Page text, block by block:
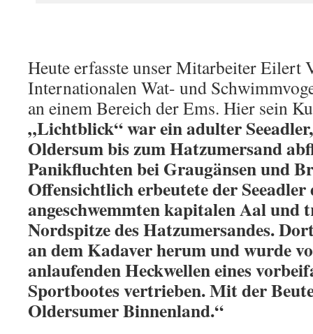
Heute erfasste unser Mitarbeiter Eilert
Internationalen Wat- und
an einem Bereich der Ems. Hier sein
„Lichtblick“ war ein adulter
Oldersum bis zum Hatzumersand
Panikfluchten bei Graugänsen und
Offensichtlich erbeutete der
angeschwemmten kapitalen Aal und
Nordspitze des Hatzumersandes.
an dem Kadaver herum und wurde
anlaufenden Heckwellen eines
Sportbootes vertrieben. Mit der
Oldersumer Binnenland.“